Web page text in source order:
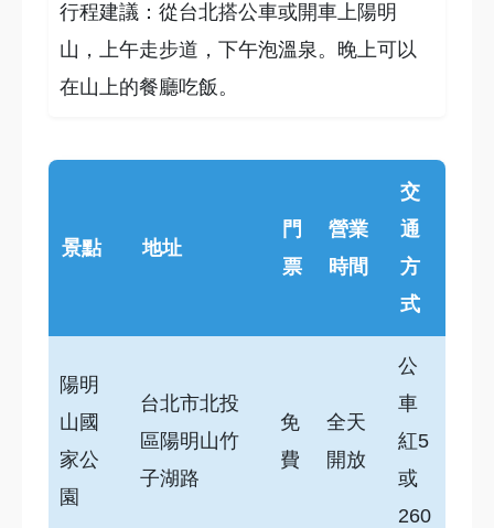
行程建議：從台北搭公車或開車上陽明
山，上午走步道，下午泡溫泉。晚上可以
在山上的餐廳吃飯。
景點 地址
門
票
營業
時間
交
通
方
式
陽明
山國
家公
園
台北市北投
區陽明山竹
子湖路
免
費
全天
開放
公
車
紅5
或
260